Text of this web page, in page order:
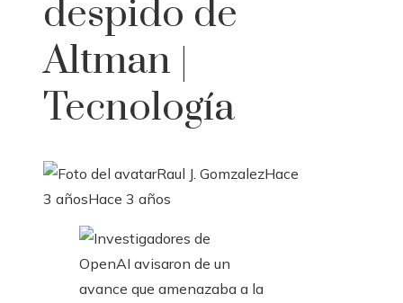
despido de
Altman |
Tecnología
Raul J. GomzalezHace
3 añosHace 3 años